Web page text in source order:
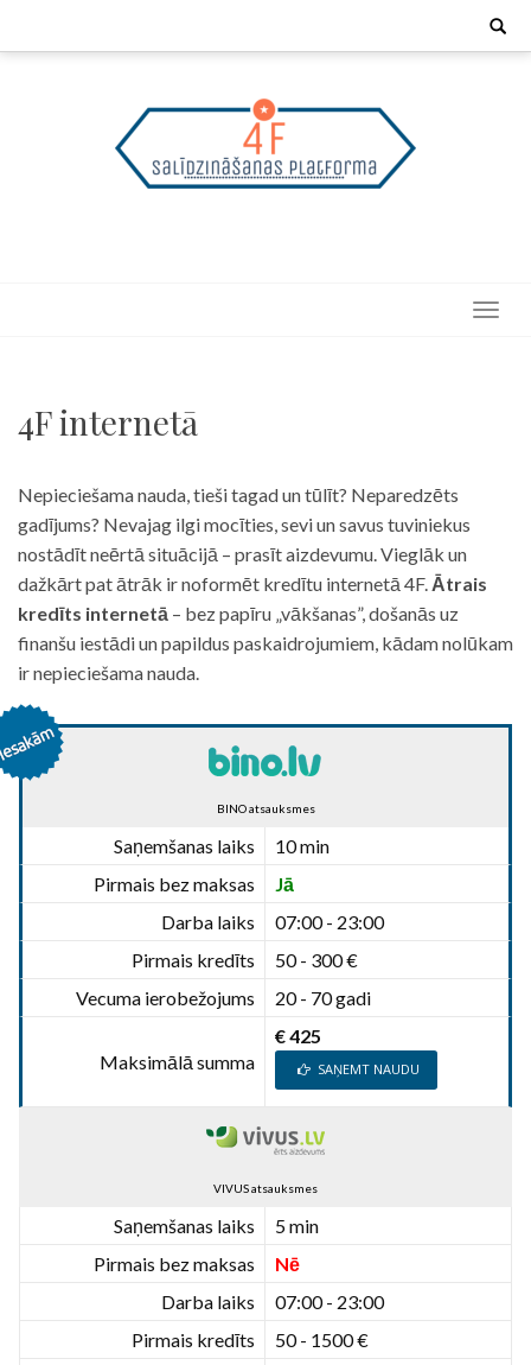
Search
4F internetā
Nepieciešama nauda, tieši tagad un tūlīt? Neparedzēts
gadījums? Nevajag ilgi mocīties, sevi un savus tuviniekus
nostādīt neērtā situācijā – prasīt aizdevumu. Vieglāk un
dažkārt pat ātrāk ir noformēt kredītu internetā 4F. Ātrais
kredīts internetā – bez papīru „vākšanas”, došanās uz
finanšu iestādi un papildus paskaidrojumiem, kādam nolūkam
ir nepieciešama nauda.
BINO atsauksmes
Saņemšanas laiks
10 min
Pirmais bez maksas
Jā
Darba laiks
07:00 - 23:00
Pirmais kredīts
50 - 300 €
Vecuma ierobežojums
20 - 70 gadi
Maksimālā summa
€ 425
SAŅEMT NAUDU
VIVUS atsauksmes
Saņemšanas laiks
5 min
Pirmais bez maksas
Nē
Darba laiks
07:00 - 23:00
Pirmais kredīts
50 - 1500 €